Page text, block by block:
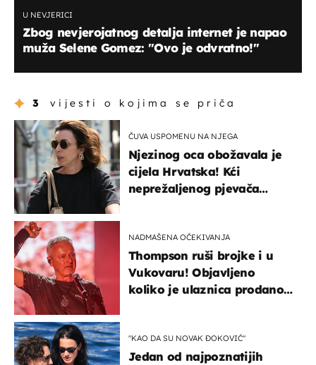
U NEVJERICI
Zbog nevjerojatnog detalja internet je napao
muža Selene Gomez: "Ovo je odvratno!"
3 vijesti o kojima se priča
ČUVA USPOMENU NA NJEGA
Njezinog oca obožavala je
cijela Hrvatska! Kći
neprežaljenog pjevača
NADMAŠENA OČEKIVANJA
Thompson ruši brojke i u
Vukovaru! Objavljeno
koliko je ulaznica prodano
"KAO DA SU NOVAK ĐOKOVIĆ"
Jedan od najpoznatijih